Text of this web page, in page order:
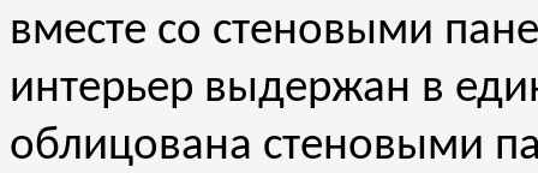
вместе со стеновыми
интерьер выдержан в
облицована стеновыми